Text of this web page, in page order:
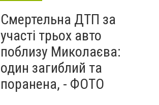
Смертельна ДТП за
участі трьох авто
поблизу Миколаєва:
один загиблий та
поранена, - ФОТО